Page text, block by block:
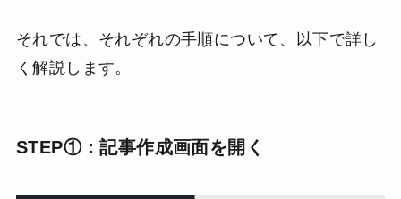
それでは、それぞれの手順について、以下で詳し
く解説します。
STEP①：記事作成画面を開く